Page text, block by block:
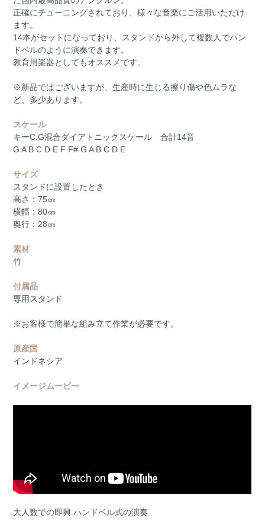
正確にチューニングされており、様々な音楽にご活用いただけ
ます。
14本がセットになっており、スタンドから外して複数人でハン
ドベルのように演奏できます。
教育用楽器としてもオススメです。
※新品ではございますが、生産時に生じる擦り傷や色ムラな
ど、多少あります。
スケール
キーC,G混合ダイアトニックスケール 合計14音
G A B C D E F F# G A B C D E
サイズ
スタンドに設置したとき
高さ：75㎝
横幅：80㎝
奥行：28㎝
素材
竹
付属品
専用スタンド
※お客様で簡単な組み立て作業が必要です。
原産国
インドネシア
イメージムービー
大人数での即興 ハンドベル式の演奏